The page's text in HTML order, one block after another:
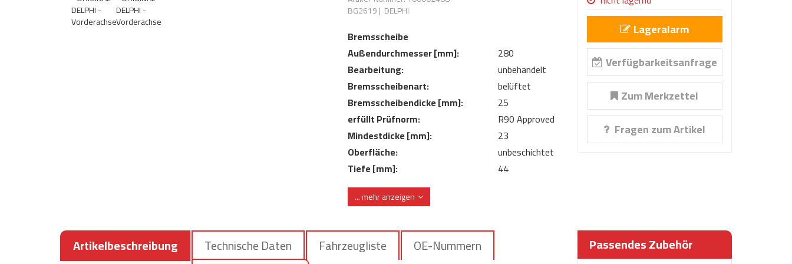
BG2619| DELPHI
Bremsscheibe
Außendurchmesser [mm]:
280
Bearbeitung:
unbehandelt
Bremsscheibenart:
belüftet
Bremsscheibendicke [mm]:
25
erfüllt Prüfnorm:
R90 Approved
Mindestdicke [mm]:
23
Oberfläche:
unbeschichtet
Tiefe [mm]:
44
Zentrierungsdurchmesser [mm]:
... mehr anzeigen
Lageralarm
Verfügbarkeitsanfrage
Zum Merkzettel
Fragen zum Artikel
Artikelbeschreibung Technische Daten Fahrzeugliste
OE-Nummern
Passendes Zubehör